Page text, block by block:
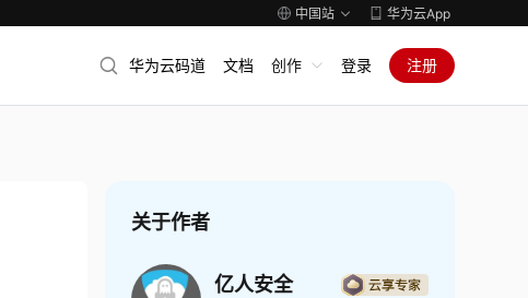
中国站 华为云App
华为云码道 文档 创作 登录 注册
关于作者
亿人安全